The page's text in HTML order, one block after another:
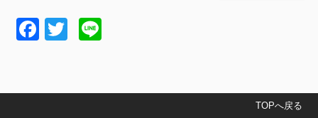
Facebook
Twitter
TOPへ戻る